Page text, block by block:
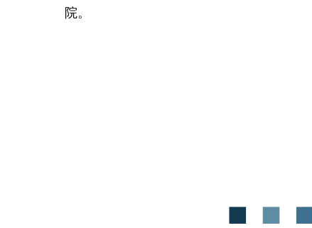
院。